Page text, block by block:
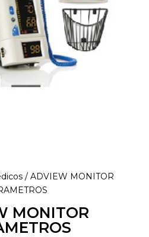
/ ADVIEW MONITOR
MONITOR